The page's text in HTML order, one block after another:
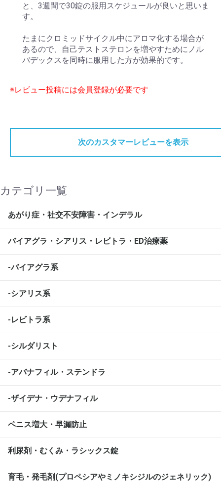
と、3週間で30錠の服用スケジュールが良いと思いま
す。
たまにクロミッドサイクル中にアロマ化する場合が
あるので、自己テストステロンを増やすためにノル
バデックスを同時に服用した方が効果的です。
※レビュー投稿には会員登録が必要です
次のカスタマーレビューを表示
カテゴリ一覧
あがり症・社交不安障害・インデラル
バイアグラ・シアリス・レビトラ・ED治療薬
-バイアグラ系
-シアリス系
-レビトラ系
-シルダリスト
-アバナフィル・ステンドラ
-ザイデナ・ウデナフィル
ペニス増大・早漏防止
利尿剤・むくみ・ラシックス錠
育毛・発毛剤(プロペシアやミノキシジルのジェネリック)